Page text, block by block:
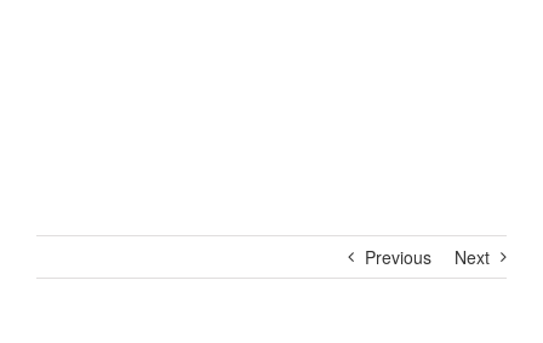
Previous Next